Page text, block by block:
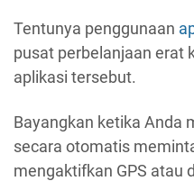
Tentunya penggunaan
pusat perbelanjaan erat
aplikasi tersebut.
Bayangkan ketika Anda
secara otomatis
mengaktifkan GPS atau